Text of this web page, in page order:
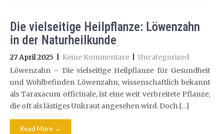
Die vielseitige Heilpflanze: Löwenzahn
in der Naturheilkunde
27 April 2025 Keine Kommentare
Uncategorized
Löwenzahn – Die vielseitige Heilpflanze für Gesundheit
und Wohlbefinden Löwenzahn, wissenschaftlich bekannt
als Taraxacum officinale, ist eine weit verbreitete Pflanze,
die oft als lästiges Unkraut angesehen wird. Doch […]
Read More →